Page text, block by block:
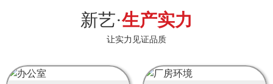
新艺·生产实力
让实力见证品质